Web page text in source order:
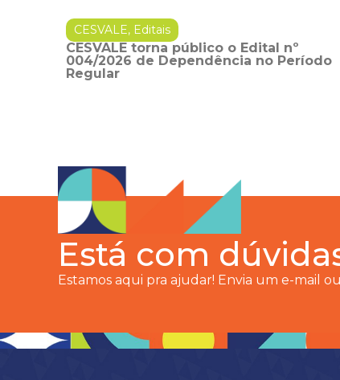
CESVALE, Editais
CESVALE torna público o Edital nº
004/2026 de Dependência no Período
Regular
Está com
Estamos aqui pra ajudar! Envia um e-mail